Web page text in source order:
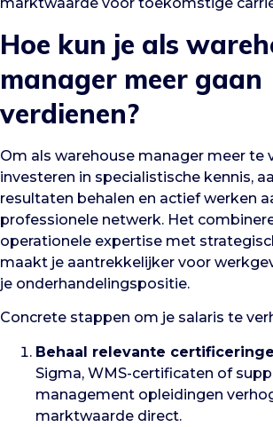
marktwaarde voor toekomstige
Hoe kun je als
manager meer gaan
verdienen?
Om als warehouse manager meer te
investeren in specialistische kennis,
resultaten behalen en actief werken
professionele netwerk. Het
operationele expertise met
maakt je aantrekkelijker voor
je onderhandelingspositie.
Concrete stappen om je salaris te
Behaal relevante
Sigma, WMS-certificaten of
management opleidingen
marktwaarde direct.